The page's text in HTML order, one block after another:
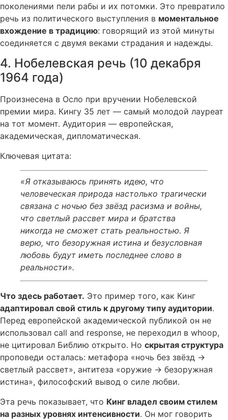
поколениями пели рабы и их потомки. Это превратило
речь из политического выступления в моментальное
вхождение в традицию: говорящий из этой минуты
соединяется с двумя веками страдания и надежды.
4. Нобелевская речь (10 декабря
1964 года)
Произнесена в Осло при вручении Нобелевской
премии мира. Кингу 35 лет — самый молодой лауреат
на тот момент. Аудитория — европейская,
академическая, дипломатическая.
Ключевая цитата:
«Я отказываюсь принять идею, что
человеческая природа настолько трагически
связана с ночью без звёзд расизма и войны,
что светлый рассвет мира и братства
никогда не сможет стать реальностью. Я
верю, что безоружная истина и безусловная
любовь будут иметь последнее слово в
реальности».
Что здесь работает. Это пример того, как Кинг
адаптировал свой стиль к другому типу аудитории.
Перед европейской академической публикой он не
использовал call and response, не переходил в whoop,
не цитировал Библию открыто. Но скрытая структура
проповеди осталась: метафора «ночь без звёзд →
светлый рассвет», антитеза «оружие → безоружная
истина», философский вывод о силе любви.
Эта речь показывает, что Кинг владел своим стилем
на разных уровнях интенсивности. Он мог говорить